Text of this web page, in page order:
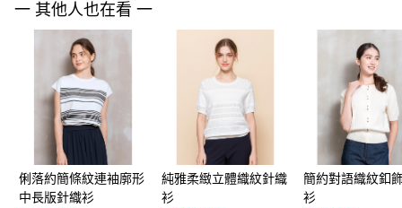
易，需依本服務之必要範圍內提供個人資料，並將交易相關給付款項請求債
２．關於個人資料處理事宜，請瀏覽以下網址：
https://aftee.tw/terms/#terms3
３．未成年的使用者請事先徵得法定代理人或監護人之同意方可使用
「AFTEE先享後付」，若未經同意申辦者引起之損失，本公司不負相關責
４．使用「AFTEE先享後付」時，將依據個別帳號之用戶狀況，依本公司即
時審查核予不同之上限額度；若仍有額度不足之情形，本公司將視審查結果
請求用戶進行身份認證。
５．嚴禁一人註冊多個帳號或使用他人資訊註冊。若發現惡意使用之情形，
恩沛科技股份有限公司將有權停止該用戶之使用額度並採取法律行動。
離島宅配 (蘭嶼恕不配送)
每筆NT$200，滿NT$8,000(含以上)免運費
付款後門市自取
一 其他人也在看 一
俐落約簡條紋連袖廓形
中長版針織衫
純雅柔緻立體織紋針織
衫
簡約對語織紋釦
衫